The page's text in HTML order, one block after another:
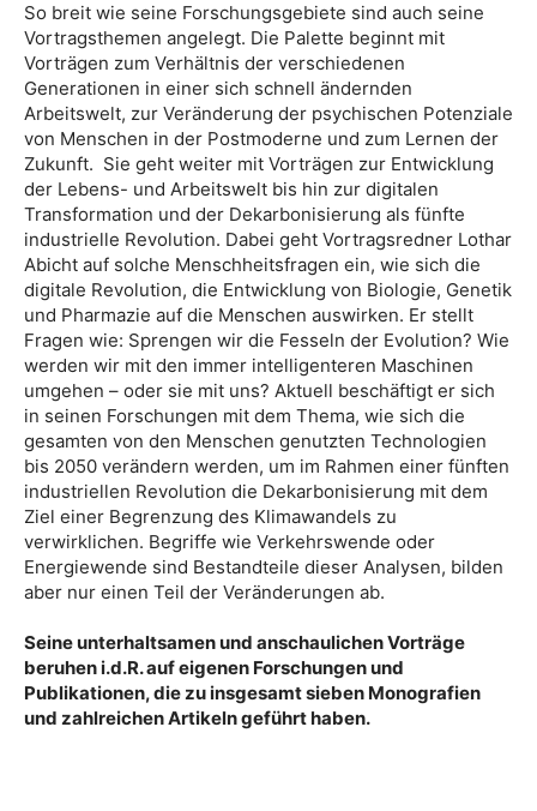
So breit wie seine Forschungsgebiete sind auch seine
Vortragsthemen angelegt. Die Palette beginnt mit
Vorträgen zum Verhältnis der verschiedenen
Generationen in einer sich schnell ändernden
Arbeitswelt, zur Veränderung der psychischen Potenziale
von Menschen in der Postmoderne und zum Lernen der
Zukunft. Sie geht weiter mit Vorträgen zur Entwicklung
der Lebens- und Arbeitswelt bis hin zur digitalen
Transformation und der Dekarbonisierung als fünfte
industrielle Revolution. Dabei geht Vortragsredner Lothar
Abicht auf solche Menschheitsfragen ein, wie sich die
digitale Revolution, die Entwicklung von Biologie, Genetik
und Pharmazie auf die Menschen auswirken. Er stellt
Fragen wie: Sprengen wir die Fesseln der Evolution? Wie
werden wir mit den immer intelligenteren Maschinen
umgehen – oder sie mit uns? Aktuell beschäftigt er sich
in seinen Forschungen mit dem Thema, wie sich die
gesamten von den Menschen genutzten Technologien
bis 2050 verändern werden, um im Rahmen einer fünften
industriellen Revolution die Dekarbonisierung mit dem
Ziel einer Begrenzung des Klimawandels zu
verwirklichen. Begriffe wie Verkehrswende oder
Energiewende sind Bestandteile dieser Analysen, bilden
aber nur einen Teil der Veränderungen ab.
Seine unterhaltsamen und anschaulichen Vorträge
beruhen i.d.R. auf eigenen Forschungen und
Publikationen, die zu insgesamt sieben Monografien
und zahlreichen Artikeln geführt haben.